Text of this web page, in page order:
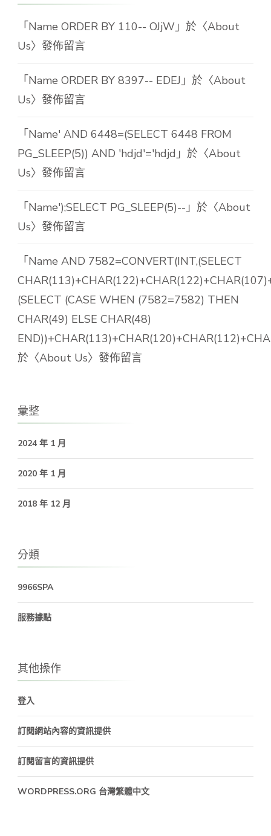
「Name ORDER BY 110-- OJjW 」於〈About
Us〉發佈留言
「Name ORDER BY 8397-- EDEJ 」於〈About
Us〉發佈留言
「Name' AND 6448=(SELECT 6448 FROM
PG_SLEEP(5)) AND 'hdjd'='hdjd 」於〈About
Us〉發佈留言
「Name');SELECT PG_SLEEP(5)-- 」於〈About
Us〉發佈留言
「Name AND 7582=CONVERT(INT,(SELECT
(SELECT (CASE WHEN (7582=7582) THEN
CHAR(49) ELSE CHAR(48)
於〈About Us〉發佈留言
彙整
2024 年 1 月
2020 年 1 月
2018 年 12 月
分類
9966SPA
服務據點
其他操作
登入
訂閱網站內容的資訊提供
訂閱留言的資訊提供
WORDPRESS.ORG 台灣繁體中文